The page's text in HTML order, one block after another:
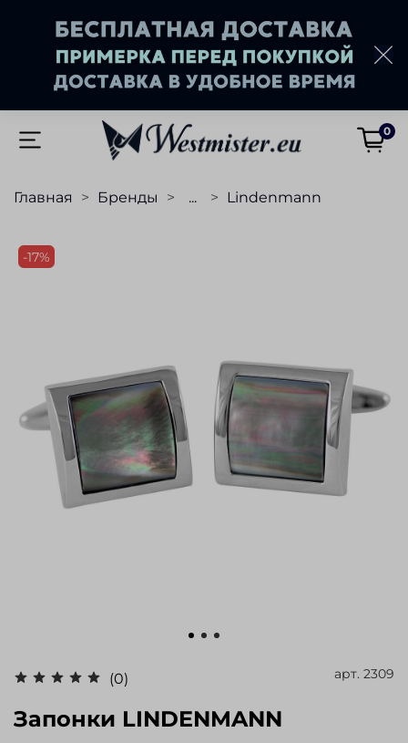
0
Главная Бренды ... Lindenmann
-17%
(0) арт. 2309
Запонки LINDENMANN